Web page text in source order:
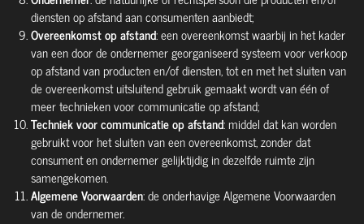
diensten op afstand aan consumenten aanbiedt;
Overeenkomst op afstand: een overeenkomst waarbij in het kader
van een door de ondernemer georganiseerd systeem voor verkoop
op afstand van producten en/of diensten, tot en met het sluiten van
de overeenkomst uitsluitend gebruik gemaakt wordt van één of
meer technieken voor communicatie op afstand;
Techniek voor communicatie op afstand: middel dat kan worden
gebruikt voor het sluiten van een overeenkomst, zonder dat
consument en ondernemer gelijktijdig in dezelfde ruimte zijn
samengekomen.
Algemene Voorwaarden:de onderhavige Algemene Voorwaarden
van de ondernemer.